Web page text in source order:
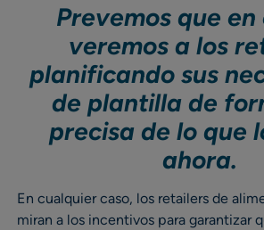
Prevemos que en
veremos a los
planificando sus
de plantilla de
precisa de lo que
ahora.
En cualquier caso, los retailers de
miran a los incentivos para garantizar